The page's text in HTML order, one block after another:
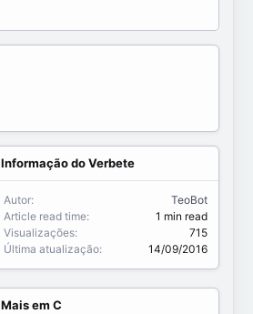
Informação do Verbete
Autor
TeoBot
Article read time
1 min read
Visualizações
715
Última atualização
14/09/2016
Mais em C